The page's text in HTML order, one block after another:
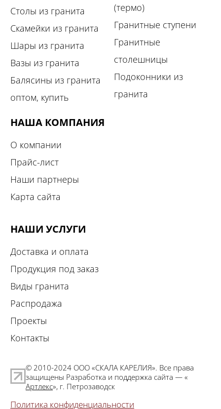
Столы из гранита
Скамейки из гранита
Шары из гранита
Вазы из гранита
Балясины из гранита
оптом, купить
(термо)
Гранитные ступени
Гранитные
столешницы
Подоконники из
гранита
НАША КОМПАНИЯ
О компании
Прайс-лист
Наши партнеры
Карта сайта
НАШИ УСЛУГИ
Доставка и оплата
Продукция под заказ
Виды гранита
Распродажа
Проекты
Контакты
© 2010-2024 ООО «СКАЛА КАРЕЛИЯ». Все права
защищены Разработка и поддержка сайта — «
Артлекс», г. Петрозаводск
Политика конфиденциальности